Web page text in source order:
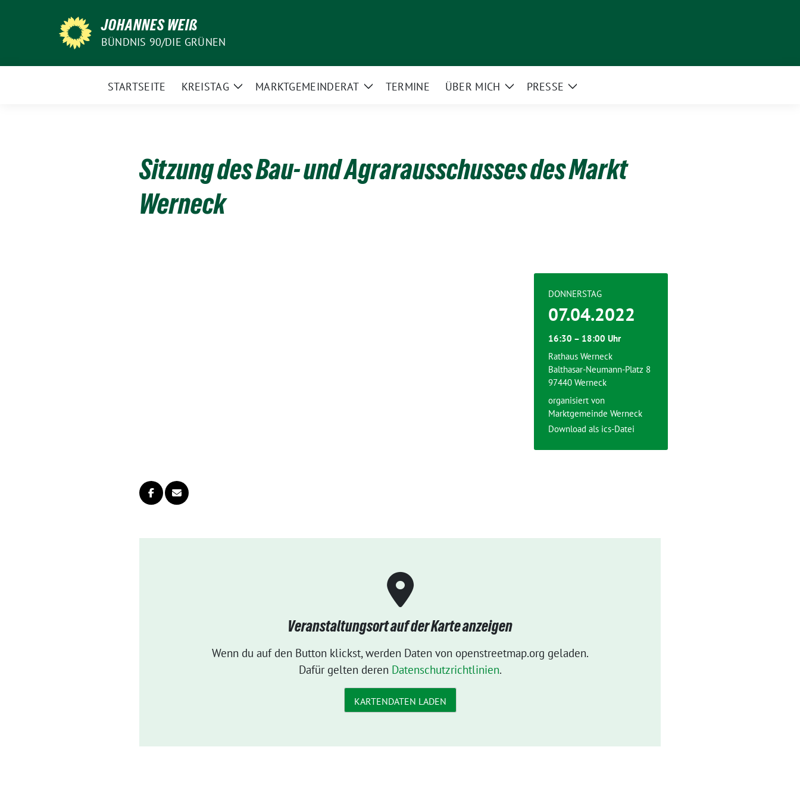
JOHANNES WEIß
BÜNDNIS 90/DIE GRÜNEN
STARTSEITE KREISTAG
ZeigeMARKT­GEMEINDERAT
ZeigeTERMINE ÜBER MICH
ZeigePRESSE
Zeige
Sitzung des Bau- und Agrarausschusses des Markt
Werneck
DONNERSTAG
07.04.2022
16:30 – 18:00 Uhr
Rathaus Werneck
Balthasar-Neumann-Platz 8
97440 Werneck
organisiert von
Marktgemeinde Werneck
Download als ics-Datei
Veranstaltungsort auf der Karte anzeigen
Wenn du auf den Button klickst, werden Daten von openstreetmap.org geladen.
Dafür gelten deren Datenschutzrichtlinien.
KARTENDATEN LADEN